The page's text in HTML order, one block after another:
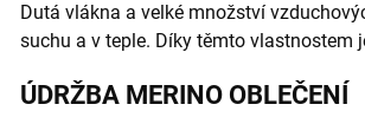
Dutá vlákna a velké množství
suchu a v teple. Díky těmto vlastnostem
ÚDRŽBA MERINO OBLEČENÍ